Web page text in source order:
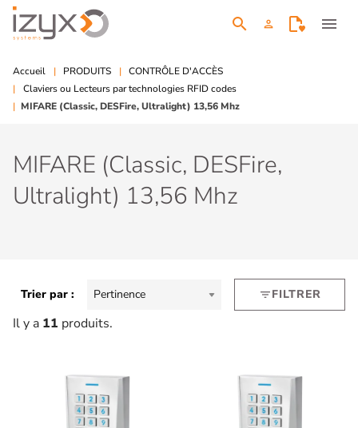
search person menu
Accueil PRODUITS
CONTRÔLE D'ACCÈS
Claviers ou Lecteurs par technologies RFID codes
MIFARE (Classic, DESFire, Ultralight) 13,56 Mhz
MIFARE (Classic, DESFire,
Ultralight) 13,56 Mhz
Il y a 11 produits.
Trier par : Pertinence filter_listFILTRER